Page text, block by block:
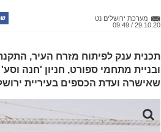
מערכת ירושלים נט
29.10.20 / 09:49
תכנית ענק לפיתוח מזרח העיר,
ובניית מתחמי ספורט, חניון 'חנה
שאישרה ועדת הכספים בעיריית